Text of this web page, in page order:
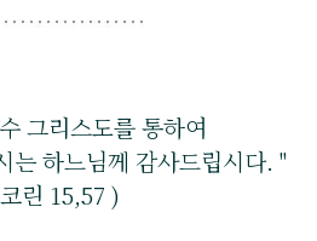
그리스도를 통하여
는 하느님께 감사드립시다. "
린 15,57 )